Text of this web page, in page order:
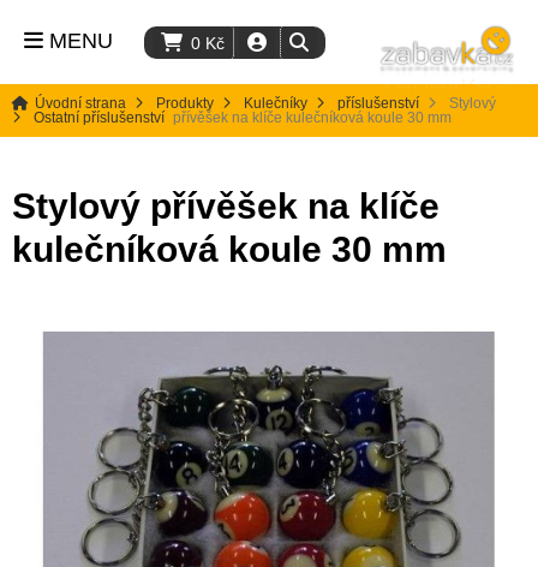
0 Kč
MENU
Úvodní strana Produkty Kulečníky
příslušenství
Ostatní příslušenství
Stylový
přívěšek na klíče kulečníková koule 30 mm
Stylový přívěšek na klíče
kulečníková koule 30 mm